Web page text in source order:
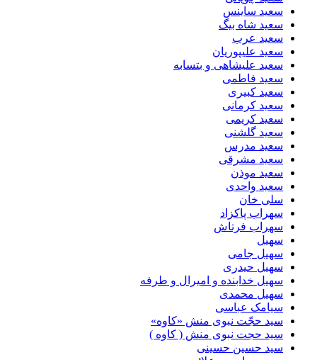
سعید ساینس
سعید شاه بیگ
سعید عرب
سعید علیپوریان
سعید علیشاهی و بتسابه
سعید فاطمی
سعید کبیری
سعید کرمانی
سعید کریمی
سعید گلشنی
سعید مدرس
سعید مشرقی
سعید موذن
سعید واحدی
سلی خان
سهراب پاکزاد
سهراب فرتاش
سهیل
سهیل جامی
سهیل حیدری
سهیل خدابنده و امیرال و طرفه
سهیل محمدی
سیامک عباسی
سید حجّت نبوی منش «کاوه»
سید حجت نبوی منش ( کاوه )
سید حسین حسینى